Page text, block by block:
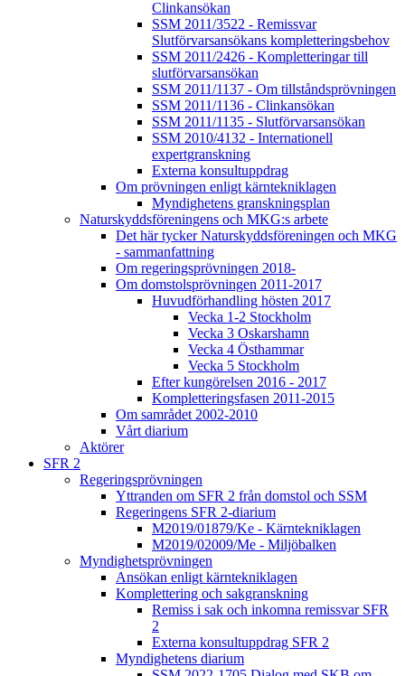
Clinkansökan
SSM 2011/3522 - Remissvar
Slutförvarsansökans kompletteringsbehov
SSM 2011/2426 - Kompletteringar till
slutförvarsansökan
SSM 2011/1137 - Om tillståndsprövningen
SSM 2011/1136 - Clinkansökan
SSM 2011/1135 - Slutförvarsansökan
SSM 2010/4132 - Internationell
expertgranskning
Externa konsultuppdrag
Om prövningen enligt kärntekniklagen
Myndighetens granskningsplan
Naturskyddsföreningens och MKG:s arbete
Det här tycker Naturskyddsföreningen och MKG
- sammanfattning
Om regeringsprövningen 2018-
Om domstolsprövningen 2011-2017
Huvudförhandling hösten 2017
Vecka 1-2 Stockholm
Vecka 3 Oskarshamn
Vecka 4 Östhammar
Vecka 5 Stockholm
Efter kungörelsen 2016 - 2017
Kompletteringsfasen 2011-2015
Om samrådet 2002-2010
Vårt diarium
Aktörer
SFR 2
Regeringsprövningen
Yttranden om SFR 2 från domstol och SSM
Regeringens SFR 2-diarium
M2019/01879/Ke - Kärntekniklagen
M2019/02009/Me - Miljöbalken
Myndighetsprövningen
Ansökan enligt kärntekniklagen
Komplettering och sakgranskning
Remiss i sak och inkomna remissvar SFR
2
Externa konsultuppdrag SFR 2
Myndighetens diarium